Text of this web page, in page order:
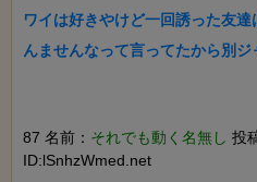
ワイは好きやけど一回誘った友
んませんなって言ってたから別
87 名前： それでも動く名無し 投
ID:lSnhzWmed.net